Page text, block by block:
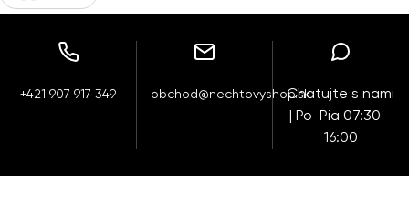
+421 907 917 349 obchod@nechtovyshop.skChatujte s nami
| Po-Pia 07:30 -
16:00